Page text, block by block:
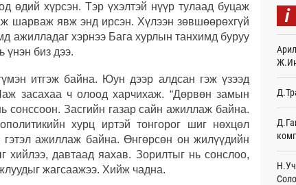
өдий хүрсэн. Тэр үхэлтэй нүүр тулаад буцаж
шарваж явж энд ирсэн. Хүлээн зөвшөөрөхгүй
ажилладаг хэрнээ Бага хурлын танхимд буруу
үнэн биз дээ.
итгэж байна. Юун дээр алдсан гэж үзээд
засахаа ч олоод харчихаж. “Дөрвөн замын
сонссоон. Засгийн газар сайн ажиллаж байна.
хурц иртэй тонгорог шиг нөхцөл
ажиллаж байна. Өнгөрсөн он жилүүдийн
хийлээ, давтаад яахав. Зорилтыг нь сонслоо,
жагсаажээ. Хийж чадна.
Энэ
i